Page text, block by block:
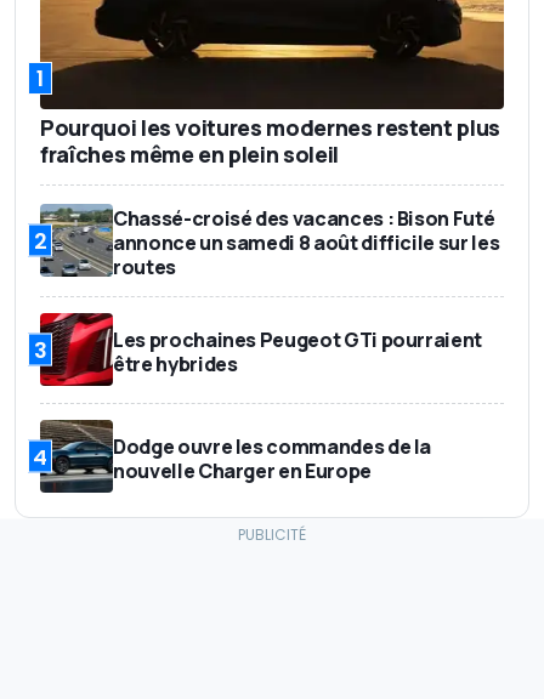
1
Pourquoi les voitures modernes restent plus
fraîches même en plein soleil
2
Chassé-croisé des vacances : Bison Futé
annonce un samedi 8 août difficile sur les
routes
3
Les prochaines Peugeot GTi pourraient
être hybrides
4
Dodge ouvre les commandes de la
nouvelle Charger en Europe